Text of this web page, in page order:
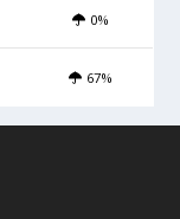
0%
67%